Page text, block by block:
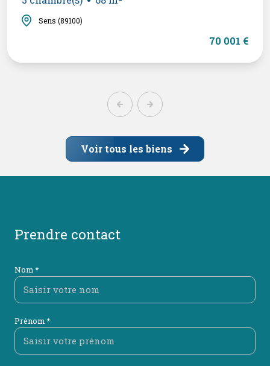
Sens (89100)
70 001 €
Voir tous les biens
prendre contact
Nom *
Prénom *